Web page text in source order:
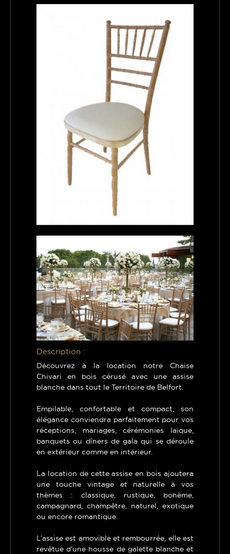
MON PANIER
Description :
Découvrez à la location notre Chaise
Chivari en bois cérusé avec une assise
blanche dans tout le Territoire de Belfort.
Empilable, confortable et compact, son
élégance conviendra parfaitement pour vos
réceptions, mariages, cérémonies laique,
banquets ou dîners de gala qui se déroule
en extérieur comme en intérieur.
La location de cette assise en bois ajoutera
une touche vintage et naturelle à vos
thèmes : classique, rustique, bohème,
campagnard, champêtre, naturel, exotique
ou encore romantique.
L’assise est amovible et rembourrée, elle est
revêtue d'une housse de galette blanche et